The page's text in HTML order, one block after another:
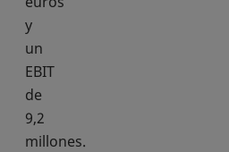
y
un
EBIT
de
9,2
millones.